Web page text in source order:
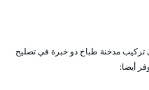
مدخنة طباخ ذو خبرة في تصليح
أيضا: